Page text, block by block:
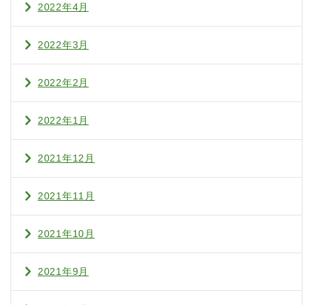
2022年4月
2022年3月
2022年2月
2022年1月
2021年12月
2021年11月
2021年10月
2021年9月